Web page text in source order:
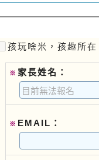
孩玩啥米，孩趣所
※ 家長姓名：
※ EMAIL：